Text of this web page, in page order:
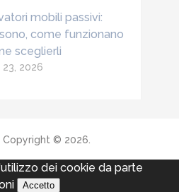
mobili passivi:
come funzionano
sceglierli
23, 2026
Copyright © 2026.
dei cookie da parte
Accetto